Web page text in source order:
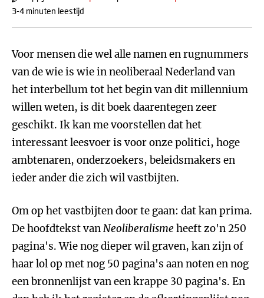
3-4 minuten leestijd
Voor mensen die wel alle namen en rugnummers
van de wie is wie in neoliberaal Nederland van
het interbellum tot het begin van dit millennium
willen weten, is dit boek daarentegen zeer
geschikt. Ik kan me voorstellen dat het
interessant leesvoer is voor onze politici, hoge
ambtenaren, onderzoekers, beleidsmakers en
ieder ander die zich wil vastbijten.
Om op het vastbijten door te gaan: dat kan prima.
De hoofdtekst vanNeoliberalisme heeft zo'n 250
pagina's. Wie nog dieper wil graven, kan zijn of
haar lol op met nog 50 pagina's aan noten en nog
een bronnenlijst van een krappe 30 pagina's. En